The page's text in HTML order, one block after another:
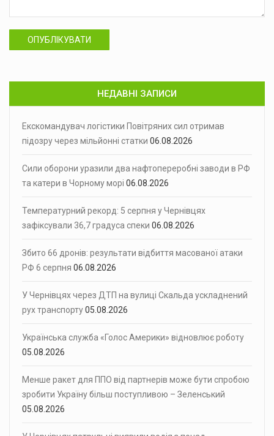
ОПУБЛІКУВАТИ
НЕДАВНІ ЗАПИСИ
Екскомандувач логістики Повітряних сил отримав
підозру через мільйонні статки 06.08.2026
Сили оборони уразили два нафтопереробні заводи в РФ
та катери в Чорному морі 06.08.2026
Температурний рекорд: 5 серпня у Чернівцях
зафіксували 36,7 градуса спеки 06.08.2026
Збито 66 дронів: результати відбиття масованої атаки
РФ 6 серпня 06.08.2026
У Чернівцях через ДТП на вулиці Скальда ускладнений
рух транспорту05.08.2026
Українська служба «Голос Америки» відновлює роботу
05.08.2026
Менше ракет для ППО від партнерів може бути спробою
зробити Україну більш поступливою – Зеленський
05.08.2026